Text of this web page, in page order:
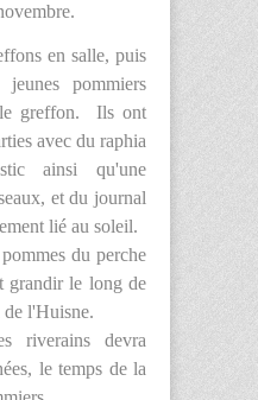
en salle, puis
pommiers
le greffon. Ils ont
avec du raphia
ainsi qu'une
et du journal
lié au soleil.
du perche
grandir le long de
de l'Huisne.
riverains devra
le temps de la